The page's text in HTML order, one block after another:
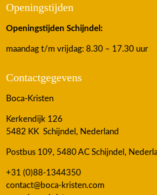
Openingstijden
Openingstijden Schijndel:
maandag t/m vrijdag: 8.30 – 17.30 uur
Contactgegevens
Boca-Kristen
Kerkendijk 126
5482 KK Schijndel, Nederland
Postbus 109, 5480 AC Schijndel,
+31 (0)88-1344350
contact@boca-kristen.com